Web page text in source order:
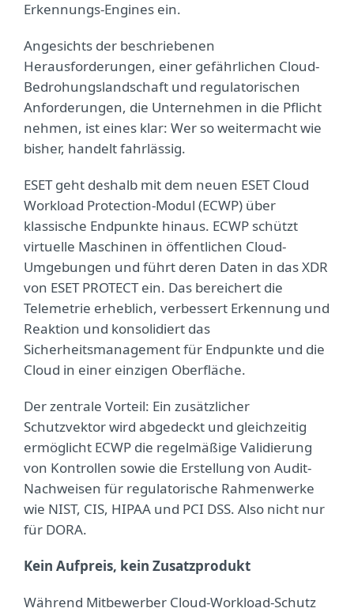
Erkennungs-Engines ein.
Angesichts der beschriebenen
Herausforderungen, einer gefährlichen Cloud-
Bedrohungslandschaft und regulatorischen
Anforderungen, die Unternehmen in die Pflicht
nehmen, ist eines klar: Wer so weitermacht wie
bisher, handelt fahrlässig.
ESET geht deshalb mit dem neuen ESET Cloud
Workload Protection-Modul (ECWP) über
klassische Endpunkte hinaus. ECWP schützt
virtuelle Maschinen in öffentlichen Cloud-
Umgebungen und führt deren Daten in das XDR
von ESET PROTECT ein. Das bereichert die
Telemetrie erheblich, verbessert Erkennung und
Reaktion und konsolidiert das
Sicherheitsmanagement für Endpunkte und die
Cloud in einer einzigen Oberfläche.
Der zentrale Vorteil: Ein zusätzlicher
Schutzvektor wird abgedeckt und gleichzeitig
ermöglicht ECWP die regelmäßige Validierung
von Kontrollen sowie die Erstellung von Audit-
Nachweisen für regulatorische Rahmenwerke
wie NIST, CIS, HIPAA und PCI DSS. Also nicht nur
für DORA.
Kein Aufpreis, kein Zusatzprodukt
Während Mitbewerber Cloud-Workload-Schutz